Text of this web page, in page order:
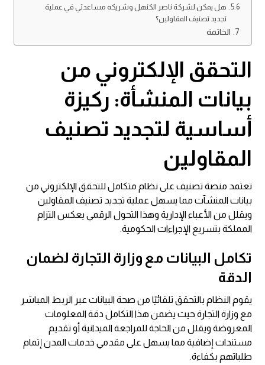
هل يمكن لشركة ناصر الكنهل وشريكه مساعدتي في عملية
تجديد تصنيف المقاولين؟
الخاتمة
التحقق الإلكتروني من
بيانات المنشأة: ركيزة
أساسية لتجديد تصنيف
المقاولين
تعتمد منصة تصنيف على نظام متكامل للتحقق الإلكتروني من
بيانات المنشآت مما يسهل عملية تجديد تصنيف المقاولين
ويقلل من الأعباء الإدارية وهذا التحول الرقمي يعكس التزام
المملكة بتسريع الإجراءات الحكومية.
تكامل البيانات مع وزارة التجارة لضمان
الدقة
يقوم النظام بالتحقق تلقائيًا من صحة البيانات عبر الربط المباشر
مع وزارة التجارة حيث يضمن هذا التكامل دقة المعلومات
المعروضة ويقلل من الحاجة للمراجعة الميدانية أو تقديم
مستندات إضافية مما يسهل على مقدمي خدمات المدن إتمام
طلباتهم بكفاءة.